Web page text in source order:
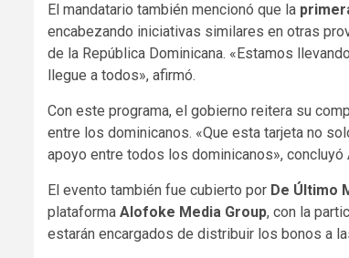
El mandatario también mencionó que la
encabezando iniciativas similares en otras
de la República Dominicana. «Estamos
llegue a todos», afirmó.
Con este programa, el gobierno reitera su
entre los dominicanos. «Que esta tarjeta no
apoyo entre todos los dominicanos», concluyó
El evento también fue cubierto por De Último
plataforma Alofoke Media Group, con la
estarán encargados de distribuir los bonos a